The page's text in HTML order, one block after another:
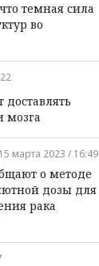
темная сила
во
доставлять
мозга
15 марта 2023 / 16:49
о методе
дозы для
рака